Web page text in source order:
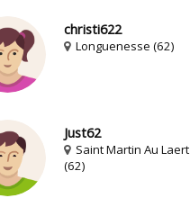
christi622
Longuenesse (62)
Just62
Saint Martin Au Laert
(62)